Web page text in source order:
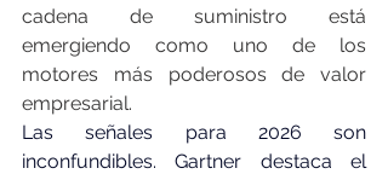
cadena de suministro está
emergiendo como uno de los
motores más poderosos de valor
empresarial.
Las señales para 2026 son
inconfundibles. Gartner destaca el